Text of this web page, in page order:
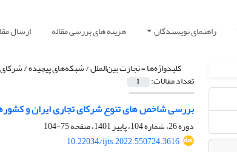
راهنمای نویسندگان هزینه های بررسی مقاله ارسال
کلیدواژه‌ها =تجارت بین‌الملل / شبکه‌های پیچیده /
تعداد مقالات: 1
بررسی شاخص های تنوع شرکای تجاری ایران و
دوره 26، شماره 104، پاییز 1401، صفحه
75-104
10.22034/ijts.2022.550724.3616